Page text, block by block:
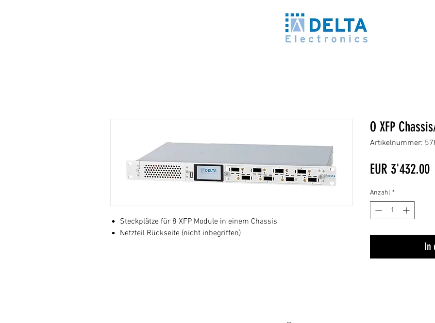
Steckplätze für 8 XFP Module in einem Chassis
Netzteil Rückseite (nicht inbegriffen)
O XFP
Artikelnummer:
EUR 3'432.00
Anzahl *
In